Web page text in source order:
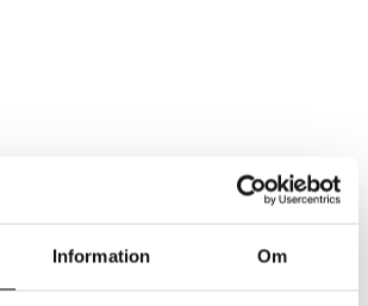
Information Om